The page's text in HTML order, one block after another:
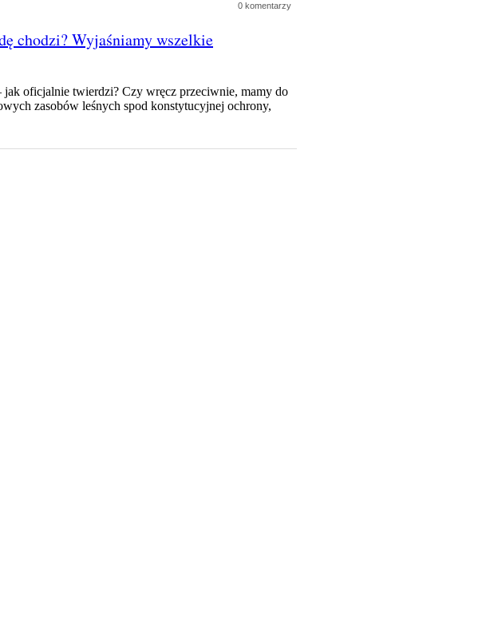
0 komentarzy
chodzi? Wyjaśniamy wszelkie
oficjalnie twierdzi? Czy wręcz przeciwnie, mamy do
zasobów leśnych spod konstytucyjnej ochrony,